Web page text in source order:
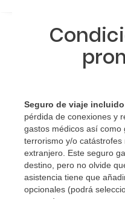
0 °C 1 °C
sabré si se confirma el
¿Cómo sé si hay plazas
Si tengo los traslados
dirigirme?
¿Incluye algún seguro
¿Cuáles son las
Seguro de viaje incluido
pérdida de conexiones y
gastos médicos así como
terrorismo y/o
extranjero. Este seguro
destino, pero no olvide
asistencia tiene que
opcionales (podrá